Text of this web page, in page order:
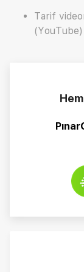
Tarif
(YouTube)